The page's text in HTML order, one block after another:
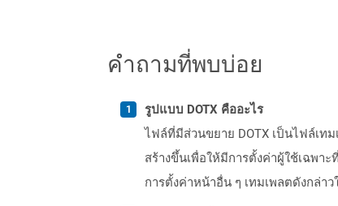
คำถามที่พบบ่อย
รูปแบบ DOTX คืออะไร
ไฟล์ที่มีส่วนขยาย DOTX เป็นไฟล์เท
สร้างขึ้นเพื่อให้มีการตั้งค่าผู้ใช้เฉพา
การตั้งค่าหน้าอื่น ๆ เทมเพลตดังกล่า